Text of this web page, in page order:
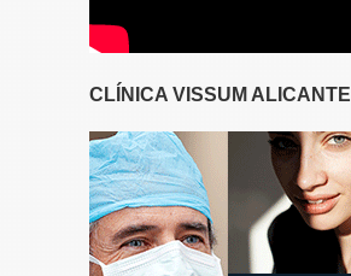
CLÍNICA VISSUM ALICANTE